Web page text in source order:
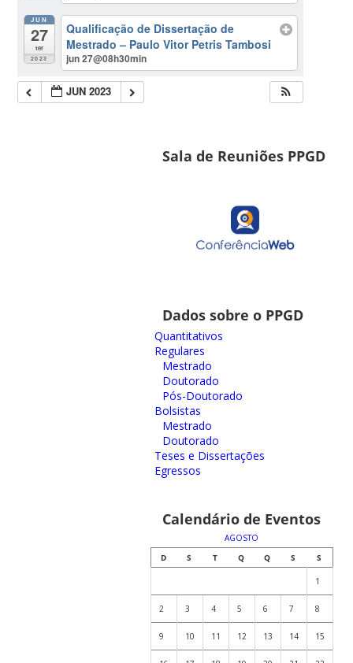
JUN
27
ter
2023
Qualificação de Dissertação de
Mestrado – Paulo Vitor Petris Tambosi
jun 27@08h30min
JUN 2023
Sala de Reuniões PPGD
Dados sobre o PPGD
Quantitativos
Regulares
Mestrado
Doutorado
Pós-Doutorado
Bolsistas
Mestrado
Doutorado
Teses e Dissertações
Egressos
Calendário de Eventos
AGOSTO
D
S T Q Q S S
1
2 3 4 5 6 7 8
9 10 11 12 13 14 15